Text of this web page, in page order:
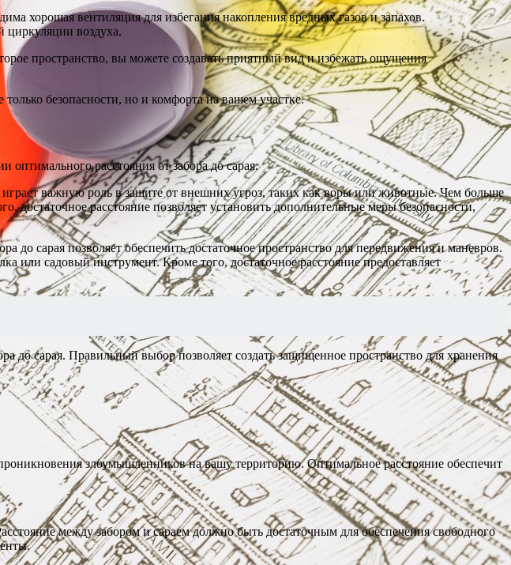
хорошая вентиляция для избегания накопления вредных газов и запахов.
циркуляции воздуха.
пространство, вы можете создавать приятный вид и избежать ощущения
только безопасности, но и комфорта на вашем участке.
расстояния от забора до сарая.
играет важную роль в защите от внешних угроз, таких как воры или животные. Чем больше
достаточное расстояние позволяет установить дополнительные меры безопасности,
сарая позволяет обеспечить достаточное пространство для передвижения и маневров.
или садовый инструмент. Кроме того, достаточное расстояние предоставляет
до сарая. Правильный выбор позволяет создать защищенное пространство для хранения
злоумышленников на вашу территорию. Оптимальное расстояние обеспечит
между забором и сараем должно быть достаточным для обеспечения свободного